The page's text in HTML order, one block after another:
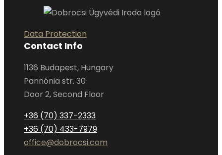
Data Protection
Contact Info
1136 Budapest, Hungary
Pannónia str. 30
Door 2, Second Floor
+36 (70) 337-2333
+36 (70) 433-7979
office@dobrocsi.com